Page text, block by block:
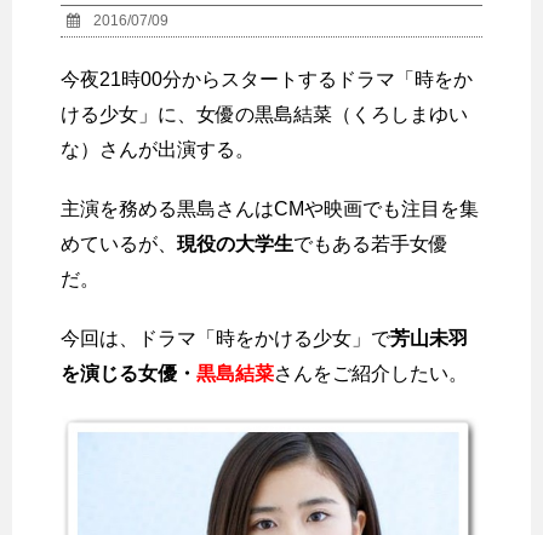
2016/07/09
今夜21時00分からスタートするドラマ「時をか
ける少女」に、女優の黒島結菜（くろしまゆい
な）さんが出演する。
主演を務める黒島さんはCMや映画でも注目を集
めているが、 現役の大学生でもある若手女優
だ。
今回は、ドラマ「時をかける少女」で芳山未羽
を演じる女優・ 黒島結菜さんをご紹介したい。